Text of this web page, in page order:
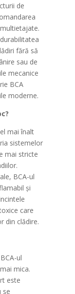
de
fără să
sau de
mecanice
BCA
moderne.
mai înalt
sistemelor
mai stricte
BCA-ul
și
care
din clădire.
ul
mica.
este
se